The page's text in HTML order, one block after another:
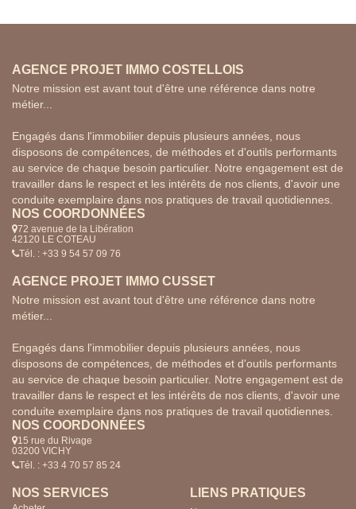
AGENCE PROJET IMMO COSTELLOIS
Notre mission est avant tout d'être une référence dans notre
métier...
Engagés dans l'immobilier depuis plusieurs années, nous
disposons de compétences, de méthodes et d'outils performants
au service de chaque besoin particulier. Notre engagement est de
travailler dans le respect et les intérêts de nos clients, d'avoir une
conduite exemplaire dans nos pratiques de travail quotidiennes.
NOS COORDONNÉES
72 avenue de la Libération
42120 LE COTEAU
Tél. : +33 9 54 57 09 76
AGENCE PROJET IMMO CUSSET
Notre mission est avant tout d'être une référence dans notre
métier...
Engagés dans l'immobilier depuis plusieurs années, nous
disposons de compétences, de méthodes et d'outils performants
au service de chaque besoin particulier. Notre engagement est de
travailler dans le respect et les intérêts de nos clients, d'avoir une
conduite exemplaire dans nos pratiques de travail quotidiennes.
NOS COORDONNÉES
15 rue du Rivage
03200 VICHY
Tél. : +33 4 70 57 85 24
NOS SERVICES LIENS PRATIQUES